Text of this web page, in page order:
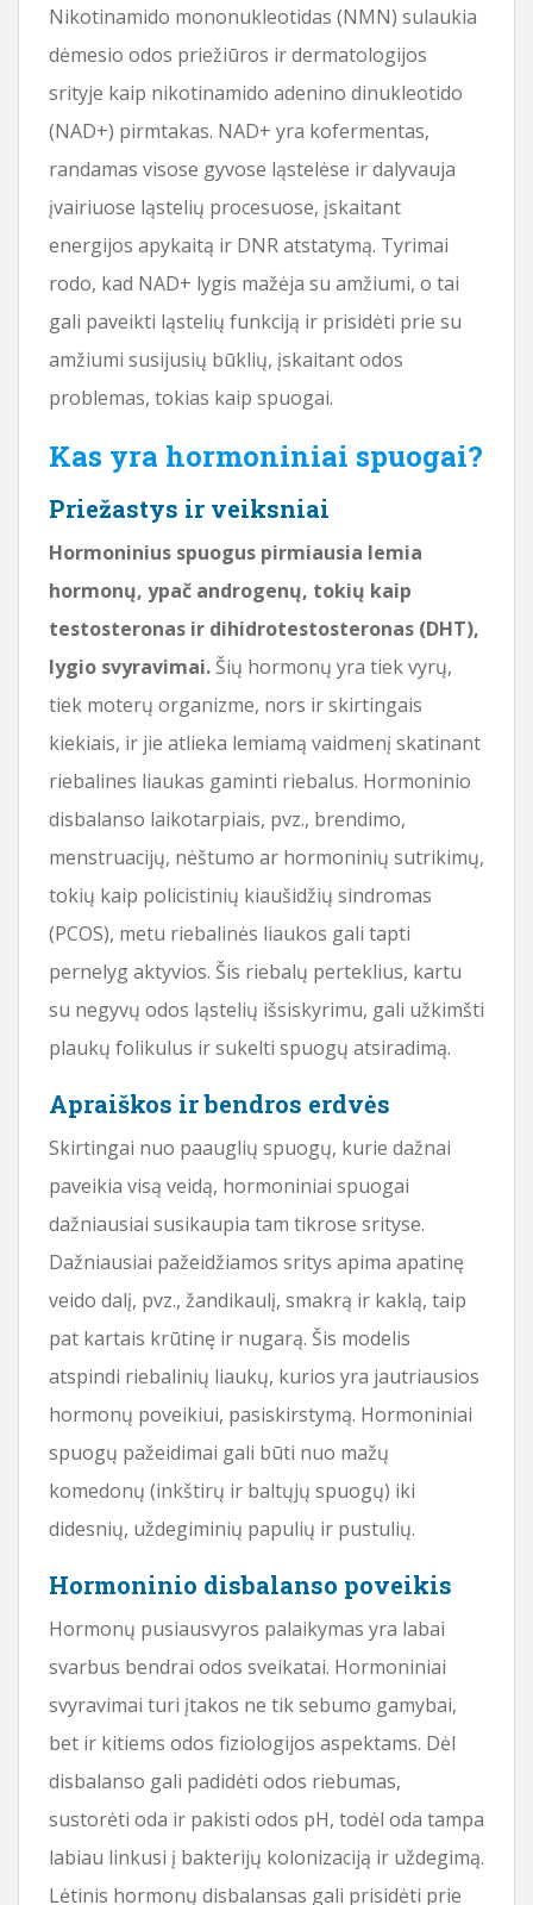
Nikotinamido mononukleotidas (NMN) sulaukia
dėmesio odos priežiūros ir dermatologijos
srityje kaip nikotinamido adenino dinukleotido
(NAD+) pirmtakas. NAD+ yra kofermentas,
randamas visose gyvose ląstelėse ir dalyvauja
įvairiuose ląstelių procesuose, įskaitant
energijos apykaitą ir DNR atstatymą. Tyrimai
rodo, kad NAD+ lygis mažėja su amžiumi, o tai
gali paveikti ląstelių funkciją ir prisidėti prie su
amžiumi susijusių būklių, įskaitant odos
problemas, tokias kaip spuogai.
Kas yra hormoniniai spuogai?
Priežastys ir veiksniai
Hormoninius spuogus pirmiausia lemia
hormonų, ypač androgenų, tokių kaip
testosteronas ir dihidrotestosteronas (DHT),
lygio svyravimai. Šių hormonų yra tiek vyrų,
tiek moterų organizme, nors ir skirtingais
kiekiais, ir jie atlieka lemiamą vaidmenį skatinant
riebalines liaukas gaminti riebalus. Hormoninio
disbalanso laikotarpiais, pvz., brendimo,
menstruacijų, nėštumo ar hormoninių sutrikimų,
tokių kaip policistinių kiaušidžių sindromas
(PCOS), metu riebalinės liaukos gali tapti
pernelyg aktyvios. Šis riebalų perteklius, kartu
su negyvų odos ląstelių išsiskyrimu, gali užkimšti
plaukų folikulus ir sukelti spuogų atsiradimą.
Apraiškos ir bendros erdvės
Skirtingai nuo paauglių spuogų, kurie dažnai
paveikia visą veidą, hormoniniai spuogai
dažniausiai susikaupia tam tikrose srityse.
Dažniausiai pažeidžiamos sritys apima apatinę
veido dalį, pvz., žandikaulį, smakrą ir kaklą, taip
pat kartais krūtinę ir nugarą. Šis modelis
atspindi riebalinių liaukų, kurios yra jautriausios
hormonų poveikiui, pasiskirstymą. Hormoniniai
spuogų pažeidimai gali būti nuo mažų
komedonų (inkštirų ir baltųjų spuogų) iki
didesnių, uždegiminių papulių ir pustulių.
Hormoninio disbalanso poveikis
Hormonų pusiausvyros palaikymas yra labai
svarbus bendrai odos sveikatai. Hormoniniai
svyravimai turi įtakos ne tik sebumo gamybai,
bet ir kitiems odos fiziologijos aspektams. Dėl
disbalanso gali padidėti odos riebumas,
sustorėti oda ir pakisti odos pH, todėl oda tampa
labiau linkusi į bakterijų kolonizaciją ir uždegimą.
Lėtinis hormonų disbalansas gali prisidėti prie